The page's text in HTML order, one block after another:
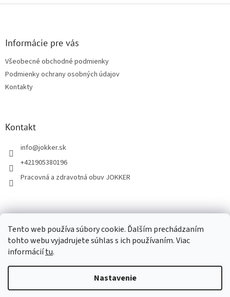
Tento web používa súbory cookie. Ďalším prechádzaním
tohto webu vyjadrujete súhlas s ich používaním. Viac
informáciítu.
Nastavenie
Informácie pre vás
Všeobecné obchodné podmienky
Podmienky ochrany osobných údajov
Kontakty
Kontakt
info@jokker.sk
+421905380196
Pracovná a zdravotná obuv JOKKER
Facebook